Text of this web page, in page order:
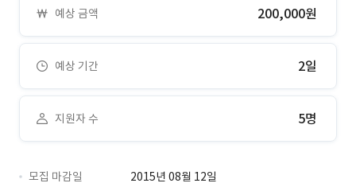
예상 금액 200,000원
예상 기간 2일
지원자 수 5명
모집 마감일
2015년 08월 12일